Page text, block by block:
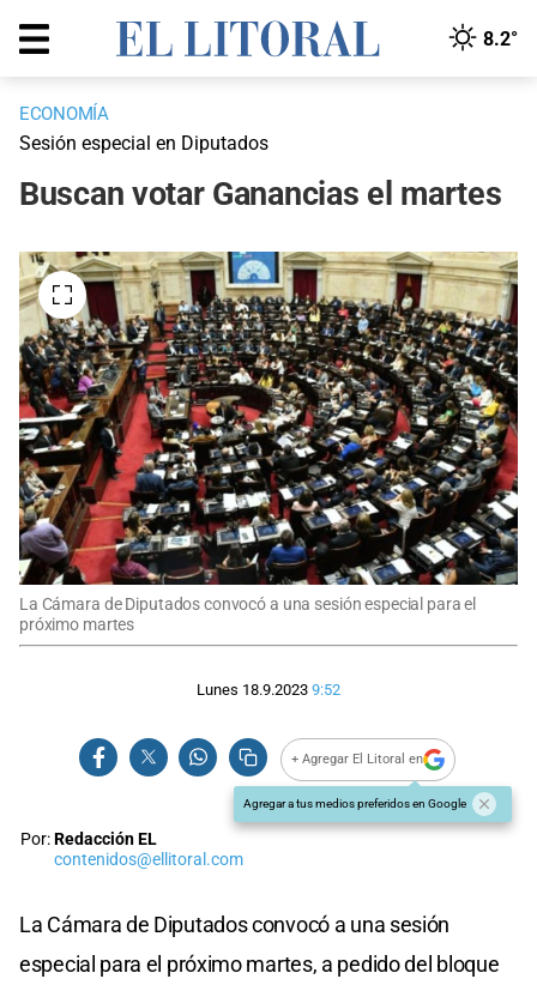
8.2°
ECONOMÍA
Sesión especial en Diputados
Buscan votar Ganancias el martes
La Cámara de Diputados convocó a una sesión especial para el
próximo martes
Lunes 18.9.2023 9:52
+ Agregar El Litoral en
Agregar a tus medios preferidos en Google
Por:Redacción EL
contenidos@ellitoral.com
La Cámara de Diputados convocó a una sesión
especial para el próximo martes, a pedido del bloque